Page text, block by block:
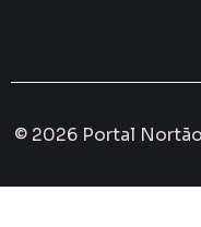
© 2026 Portal